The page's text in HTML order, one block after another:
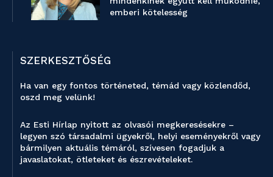
emberi kötelesség
SZERKESZTŐSÉG
Ha van egy fontos történeted, témád vagy közlendőd,
oszd meg velünk!
Az Esti Hírlap nyitott az olvasói megkeresésekre –
legyen szó társadalmi ügyekről, helyi eseményekről vagy
bármilyen aktuális témáról, szívesen fogadjuk a
javaslatokat, ötleteket és észrevételeket.